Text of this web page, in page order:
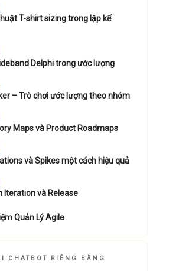
T-shirt sizing trong lập kế
Delphi trong ước lượng
– Trò chơi ước lượng theo nhóm
Maps và Product Roadmaps
và Spikes một cách hiệu quả
Iteration và Release
Quản Lý Agile
CHATBOT RIÊNG BẰNG